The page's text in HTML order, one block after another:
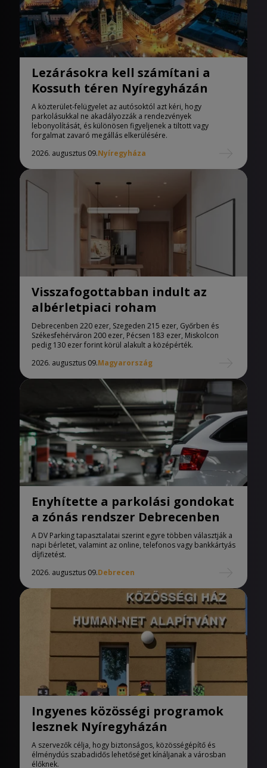
Lezárásokra kell számítani a
Kossuth téren Nyíregyházán
A közterület-felügyelet az autósoktól azt kéri, hogy
parkolásukkal ne akadályozzák a rendezvények
lebonyolítását, és különösen figyeljenek a tiltott vagy
forgalmat zavaró megállás elkerülésére.
2026. augusztus 09.Nyíregyháza
Visszafogottabban indult az
albérletpiaci roham
Debrecenben 220 ezer, Szegeden 215 ezer, Győrben és
Székesfehérváron 200 ezer, Pécsen 183 ezer, Miskolcon
pedig 130 ezer forint körül alakult a középérték.
2026. augusztus 09.Magyarország
Enyhítette a parkolási gondokat
a zónás rendszer Debrecenben
A DV Parking tapasztalatai szerint egyre többen választják a
napi bérletet, valamint az online, telefonos vagy bankkártyás
díjfizetést.
2026. augusztus 09.Debrecen
Ingyenes közösségi programok
lesznek Nyíregyházán
A szervezők célja, hogy biztonságos, közösségépítő és
élménydús szabadidős lehetőséget kínáljanak a városban
élőknek.